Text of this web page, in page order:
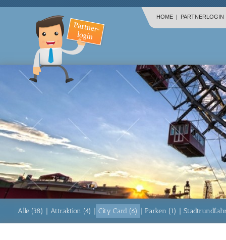
HOME | PARTNERLOGIN
Alle (38) | Attraktion (4) | City Card (6) | Parken (1) |